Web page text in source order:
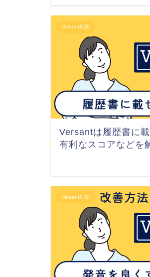
Versant対策
Versantは履歴書に
有利なスコアなどを
Versant対策